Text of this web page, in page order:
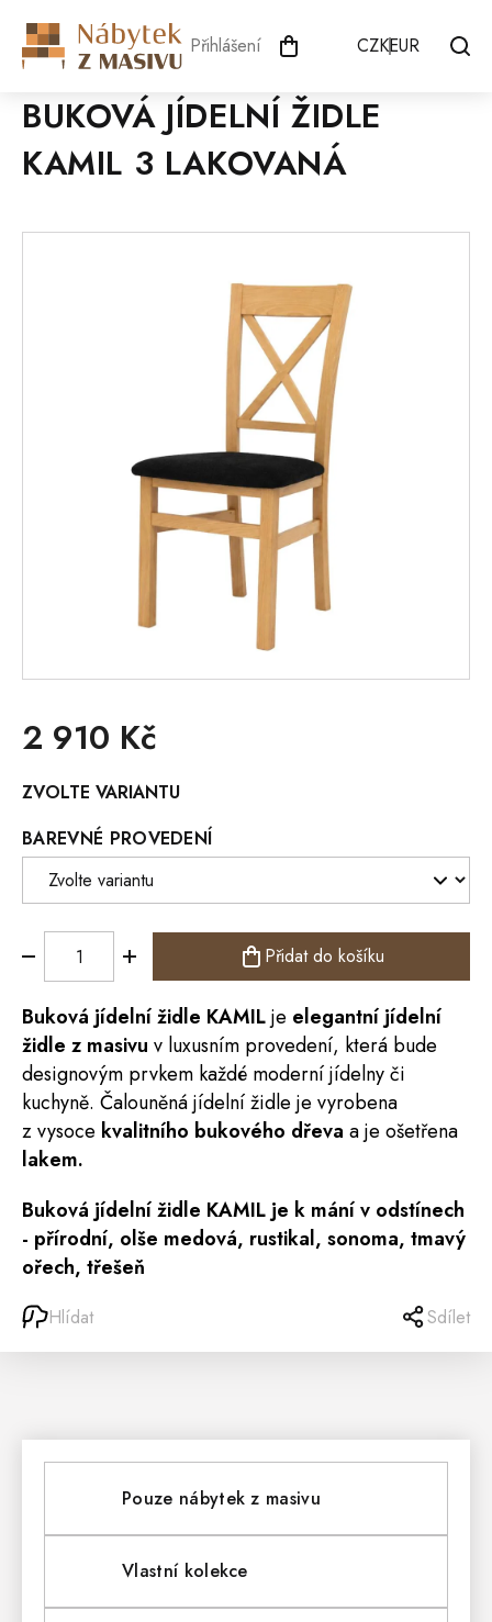
obsah
Přihlášení CZKEUR
BUKOVÁ JÍDELNÍ ŽIDLE
KAMIL 3 LAKOVANÁ
2 910 Kč
cena:
ZVOLTE VARIANTU
BAREVNÉ PROVEDENÍ
Přidat do košíku
Buková jídelnížidle KAMILje elegantní jídelní
židle z masivu v luxusním provedení, která bude
designovým prvkem každé moderní jídelny či
kuchyně. Čalouněná jídelní židle je vyrobena
z vysoce kvalitního bukového dřeva a je ošetřena
lakem.
Buková jídelní židle KAMIL je k mání v odstínech
- přírodní, olše medová, rustikal, sonoma, tmavý
ořech, třešeň
Hlídat Sdílet
Pouze nábytek z masivu
Vlastní kolekce